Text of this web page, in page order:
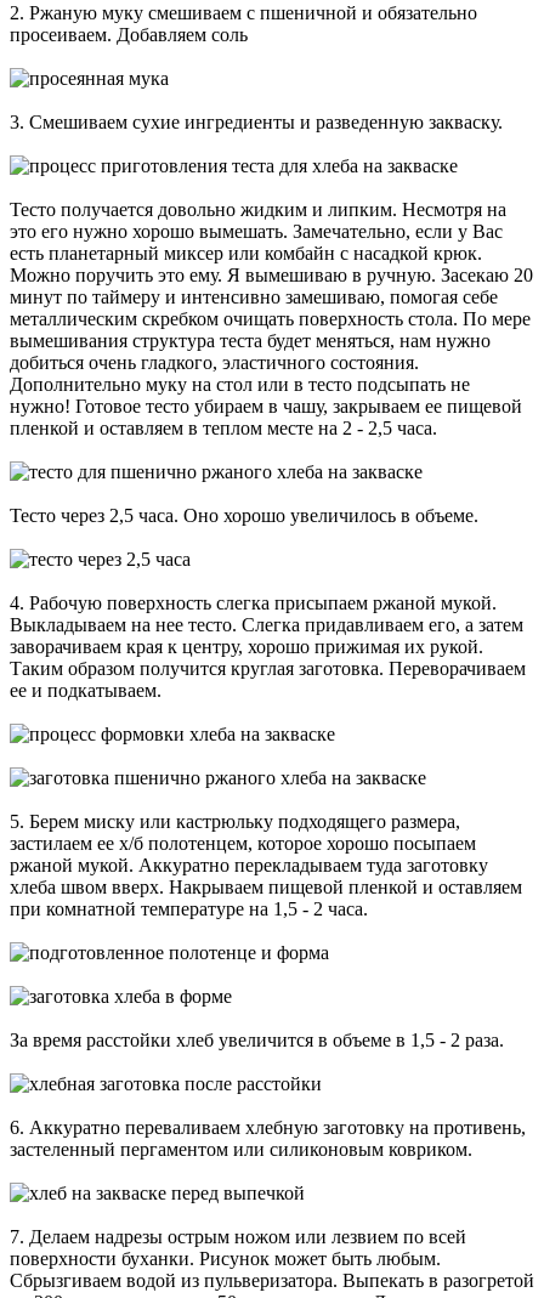
2. Ржаную муку смешиваем с пшеничной и обязательно
просеиваем. Добавляем соль
3. Смешиваем сухие ингредиенты и разведенную закваску.
Тесто получается довольно жидким и липким. Несмотря на
это его нужно хорошо вымешать. Замечательно, если у Вас
есть планетарный миксер или комбайн с насадкой крюк.
Можно поручить это ему. Я вымешиваю в ручную. Засекаю 20
минут по таймеру и интенсивно замешиваю, помогая себе
металлическим скребком очищать поверхность стола. По мере
вымешивания структура теста будет меняться, нам нужно
добиться очень гладкого, эластичного состояния.
Дополнительно муку на стол или в тесто подсыпать не
нужно! Готовое тесто убираем в чашу, закрываем ее пищевой
пленкой и оставляем в теплом месте на 2 - 2,5 часа.
Тесто через 2,5 часа. Оно хорошо увеличилось в объеме.
4. Рабочую поверхность слегка присыпаем ржаной мукой.
Выкладываем на нее тесто. Слегка придавливаем его, а затем
заворачиваем края к центру, хорошо прижимая их рукой.
Таким образом получится круглая заготовка. Переворачиваем
ее и подкатываем.
5. Берем миску или кастрюльку подходящего размера,
застилаем ее х/б полотенцем, которое хорошо посыпаем
ржаной мукой. Аккуратно перекладываем туда заготовку
хлеба швом вверх. Накрываем пищевой пленкой и оставляем
при комнатной температуре на 1,5 - 2 часа.
За время расстойки хлеб увеличится в объеме в 1,5 - 2 раза.
6. Аккуратно переваливаем хлебную заготовку на противень,
застеленный пергаментом или силиконовым ковриком.
7. Делаем надрезы острым ножом или лезвием по всей
поверхности буханки. Рисунок может быть любым.
Сбрызгиваем водой из пульверизатора. Выпекать в разогретой